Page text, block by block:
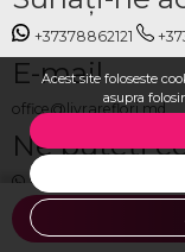
Acest site foloseste
asupra
+37378862121
E-mail
office@livrareflori.md
Ne puteți
whatsapp